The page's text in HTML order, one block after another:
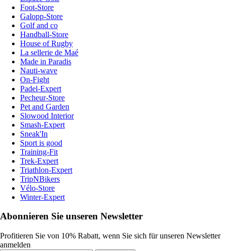
Foot-Store
Galopp-Store
Golf and co
Handball-Store
House of Rugby
La sellerie de Maé
Made in Paradis
Nauti-wave
On-Fight
Padel-Expert
Pecheur-Store
Pet and Garden
Slowood Interior
Smash-Expert
Sneak'In
Sport is good
Training-Fit
Trek-Expert
Triathlon-Expert
TripNBikers
Vélo-Store
Winter-Expert
Abonnieren Sie unseren Newsletter
Profitieren Sie von 10% Rabatt, wenn Sie sich für unseren Newsletter
anmelden